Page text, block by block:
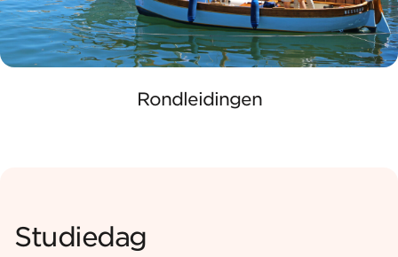
Rondleidingen
Studiedag